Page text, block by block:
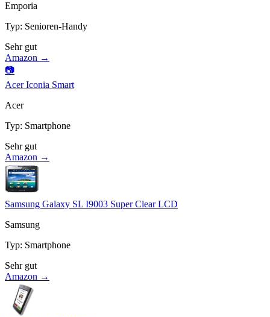
Emporia
Typ: Senioren-Handy
Sehr gut
Amazon →
📷
Acer Iconia Smart
Acer
Typ: Smartphone
Sehr gut
Amazon →
Samsung Galaxy SL I9003 Super Clear LCD
Samsung
Typ: Smartphone
Sehr gut
Amazon →